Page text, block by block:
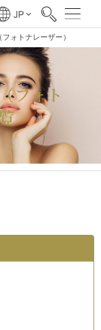
ォトナレーザー）
フォト